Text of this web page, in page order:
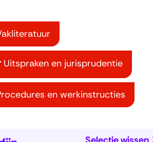
Uitspraken en jurisprudentie
en werkinstructies